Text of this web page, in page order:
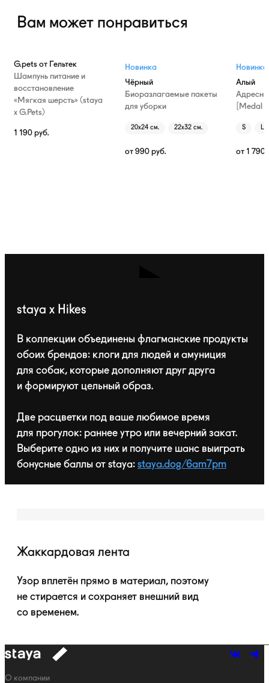
Вам может понравиться
G.pets от Гельтек
Шампунь питание и
восстановление
«Мягкая шерсть» (staya
х G.Pets)
1 190 руб.
Новинка
Чёрный
Биоразлагаемые пакеты
для уборки
20х24 см. 22х32 см.
от 990 руб.
Новинка
Алый
[Medal
S L
от 1 790
staya x Hikes
В коллекции объединены флагманские продукты
обоих брендов: клоги для людей и амуниция
для собак, которые дополняют друг друга
и формируют цельный образ.
Две расцветки под ваше любимое время
для прогулок: раннее утро или вечерний закат.
Выберите одно из них и получите шанс выиграть
бонусные баллы от staya: staya.dog/6am7pm
Жаккардовая лента
Узор вплетён прямо в материал, поэтому
не стирается и сохраняет внешний вид
со временем.
к
Навигация
О компании